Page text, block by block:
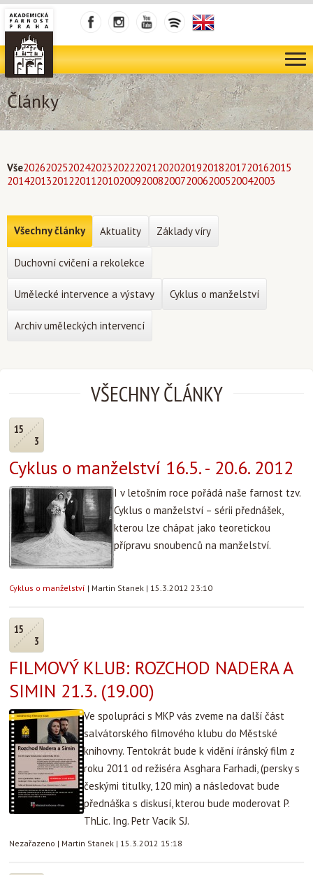
Články
Vše202620252024202320222021202020192018201720162015
201420132012201120102009200820072006200520042003
VŠECHNY ČLÁNKY
15
3
Cyklus o manželství 16.5. - 20.6. 2012
I v letošním roce pořádá naše farnost tzv.
Cyklus o manželství – sérii přednášek,
kterou lze chápat jako teoretickou
přípravu snoubenců na manželství.
Cyklus o manželství | Martin Stanek | 15.3.2012 23:10
15
3
FILMOVÝ KLUB: ROZCHOD NADERA A
SIMIN 21.3. (19.00)
Ve spolupráci s MKP vás zveme na další část
salvátorského filmového klubu do Městské
knihovny. Tentokrát bude k vidění íránský film z
roku 2011 od režiséra Asghara Farhadi, (persky s
českými titulky, 120 min) a následovat bude
přednáška s diskusí, kterou bude moderovat P.
ThLic. Ing. Petr Vacík SJ.
Nezařazeno | Martin Stanek | 15.3.2012 15:18
Všechny články Aktuality Základy víry
Duchovní cvičení a rekolekce
Umělecké intervence a výstavy Cyklus o manželství
Archiv uměleckých intervencí